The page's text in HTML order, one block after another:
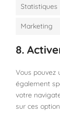
Statistiques
Marketing
8.
Vous pouvez
également
votre
sur ces